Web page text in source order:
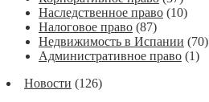
Наследственное право (10)
Налоговое право (87)
Недвижимость в Испании (70)
Административное право (1)
Новости (126)